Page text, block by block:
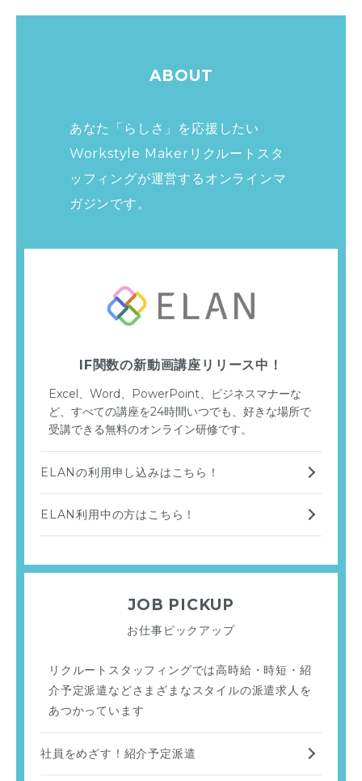
ABOUT
あなた「らしさ」を応援したい
Workstyle Makerリクルートスタ
ッフィングが運営する オンラインマ
ガジンです。
IF関数の新動画講座リリース中！
Excel、Word、PowerPoint、ビジネスマナーな
ど、すべての講座を24時間いつでも、好きな場所で
受講できる無料のオンライン研修です。
ELANの利用申し込みはこちら！
ELAN利用中の方はこちら！
JOB PICKUP
お仕事ピックアップ
リクルートスタッフィングでは高時給・時短・紹
介予定派遣などさまざまなスタイルの派遣求人を
あつかっています
社員をめざす！紹介予定派遣